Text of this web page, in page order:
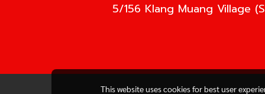
5/156 Klang Muang Village
This website uses cookies for best user